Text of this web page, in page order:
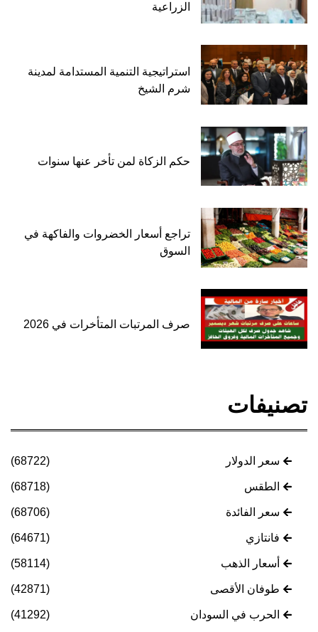
الزراعية
استراتيجية التنمية المستدامة لمدينة
شرم الشيخ
حكم الزكاة لمن تأخر عنها سنوات
تراجع أسعار الخضروات والفاكهة في
السوق
صرف المرتبات المتأخرات في 2026
تصنيفات
سعر الدولار (68722)
الطقس (68718)
سعر الفائدة (68706)
فانتازي (64671)
أسعار الذهب (58114)
طوفان الأقصى (42871)
الحرب في السودان (41292)